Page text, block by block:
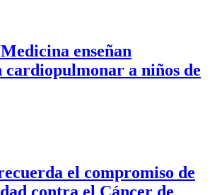
enseñan
cardiopulmonar a niños de
el compromiso de